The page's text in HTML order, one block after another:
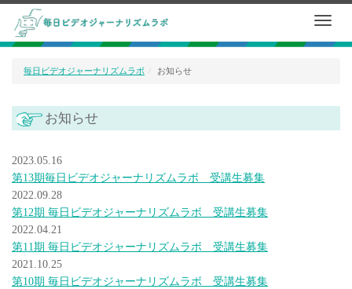
毎日ビデオジャーナリズムラボ お知らせ
お知らせ
2023.05.16
第13期毎日ビデオジャーナリズムラボ 受講生募集
2022.09.28
第12期 毎日ビデオジャーナリズムラボ 受講生募集
2022.04.21
第11期 毎日ビデオジャーナリズムラボ 受講生募集
2021.10.25
第10期 毎日ビデオジャーナリズムラボ 受講生募集